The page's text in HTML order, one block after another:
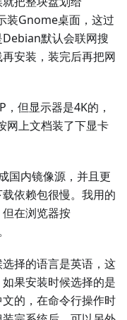
装Gnome桌面，这过
默认会联网搜
安装，装完后再把网
但显示器是4K的，
网上文档装了下显卡
国内镜像源，并且更
依赖包很慢。我用的
在浏览器按
择的语言是英语，这
果安装时候选择的是
的，在命令行操作时